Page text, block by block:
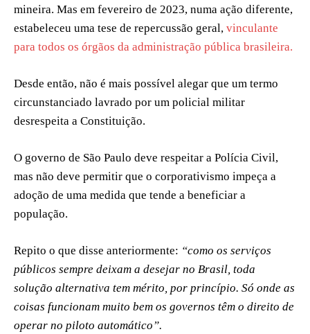
mineira. Mas em fevereiro de 2023, numa ação diferente,
estabeleceu uma tese de repercussão geral, vinculante
para todos os órgãos da administração pública brasileira.
Desde então, não é mais possível alegar que um termo
circunstanciado lavrado por um policial militar
desrespeita a Constituição.
O governo de São Paulo deve respeitar a Polícia Civil,
mas não deve permitir que o corporativismo impeça a
adoção de uma medida que tende a beneficiar a
população.
Repito o que disse anteriormente: “como os serviços
públicos sempre deixam a desejar no Brasil, toda
solução alternativa tem mérito, por princípio. Só onde as
coisas funcionam muito bem os governos têm o direito de
operar no piloto automático”.